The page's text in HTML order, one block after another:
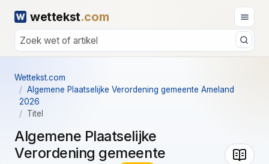
wettekst.com
Wettekst.com
Algemene Plaatselijke Verordening gemeente Ameland
2026
Titel
Algemene Plaatselijke
Verordening gemeente